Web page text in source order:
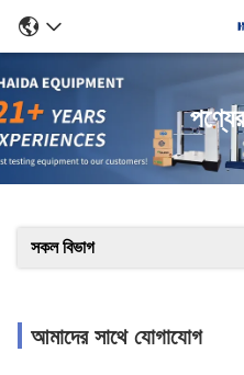
সকল বিভাগ
আমাদের সাথে যোগাযোগ